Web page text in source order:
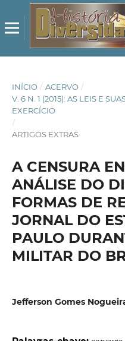
INÍCIO / ACERVO /
V. 6 N. 1 (2015): AS LEIS E
EXERCÍCIO
/
ARTIGOS EXTRAS
A CENSURA
ANÁLISE DO
FORMAS DE
JORNAL DO
PAULO
MILITAR DO
Jefferson Gomes